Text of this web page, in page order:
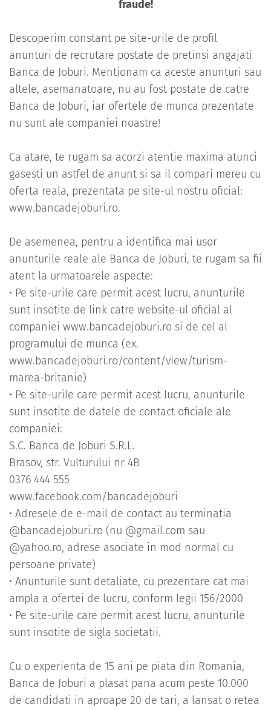
fraude!
Descoperim constant pe site-urile de profil
anunturi de recrutare postate de pretinsi angajati
Banca de Joburi. Mentionam ca aceste anunturi sau
altele, asemanatoare, nu au fost postate de catre
Banca de Joburi, iar ofertele de munca prezentate
nu sunt ale companiei noastre!
Ca atare, te rugam sa acorzi atentie maxima atunci
gasesti un astfel de anunt si sa il compari mereu cu
oferta reala, prezentata pe site-ul nostru oficial:
www.bancadejoburi.ro.
De asemenea, pentru a identifica mai usor
anunturile reale ale Banca de Joburi, te rugam sa fii
atent la urmatoarele aspecte:
• Pe site-urile care permit acest lucru, anunturile
sunt insotite de link catre website-ul oficial al
companiei www.bancadejoburi.ro si de cel al
programului de munca (ex.
www.bancadejoburi.ro/content/view/turism-
marea-britanie)
• Pe site-urile care permit acest lucru, anunturile
sunt insotite de datele de contact oficiale ale
companiei:
S.C. Banca de Joburi S.R.L.
Brasov, str. Vulturului nr 4B
0376 444 555
www.facebook.com/bancadejoburi
• Adresele de e-mail de contact au terminatia
@bancadejoburi.ro (nu @gmail.com sau
@yahoo.ro, adrese asociate in mod normal cu
persoane private)
• Anunturile sunt detaliate, cu prezentare cat mai
ampla a ofertei de lucru, conform legii 156/2000
• Pe site-urile care permit acest lucru, anunturile
sunt insotite de sigla societatii.
Cu o experienta de 15 ani pe piata din Romania,
Banca de Joburi a plasat pana acum peste 10.000
de candidati in aproape 20 de tari, a lansat o retea